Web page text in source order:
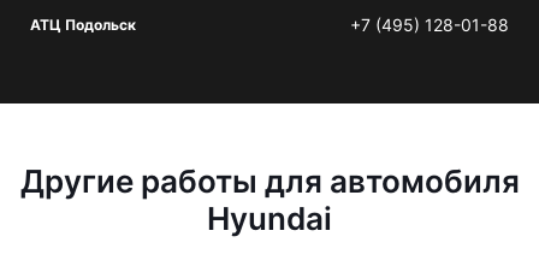
АТЦ Подольск +7 (495) 128-01-88
Другие работы для автомобиля
Hyundai